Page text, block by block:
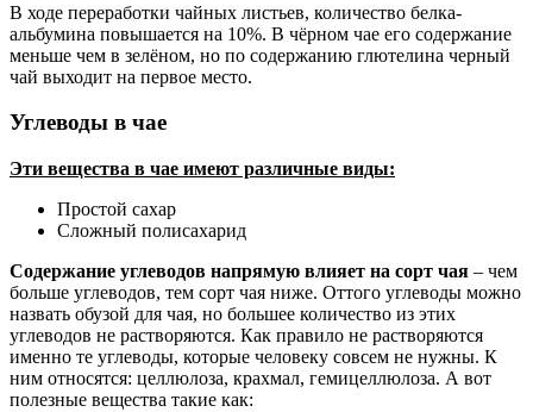
В ходе переработки чайных листьев, количество белка-
альбумина повышается на 10%. В чёрном чае его содержание
меньше чем в зелёном, но по содержанию глютелина черный
чай выходит на первое место.
Углеводы в чае
Эти вещества в чае имеют различные виды:
Простой сахар
Сложный полисахарид
Содержание углеводов напрямую влияет на сорт чая – чем
больше углеводов, тем сорт чая ниже. Оттого углеводы можно
назвать обузой для чая, но большее количество из этих
углеводов не растворяются. Как правило не растворяются
именно те углеводы, которые человеку совсем не нужны. К
ним относятся: целлюлоза, крахмал, гемицеллюлоза. А вот
полезные вещества такие как: